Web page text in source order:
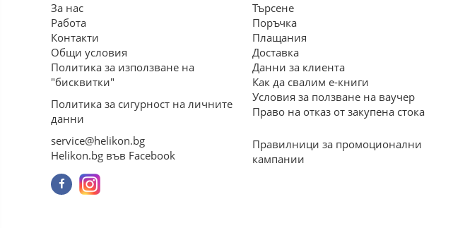
За нас
Работа
Контакти
Общи условия
Политика за използване на
"бисквитки"
Политика за сигурност на личните
данни
service@helikon.bg
Helikon.bg във Facebook
Търсене
Поръчка
Плащания
Доставка
Данни за клиента
Как да свалим е-книги
Условия за ползване на ваучер
Право на отказ от закупена стока
Правилници за промоционални
кампании